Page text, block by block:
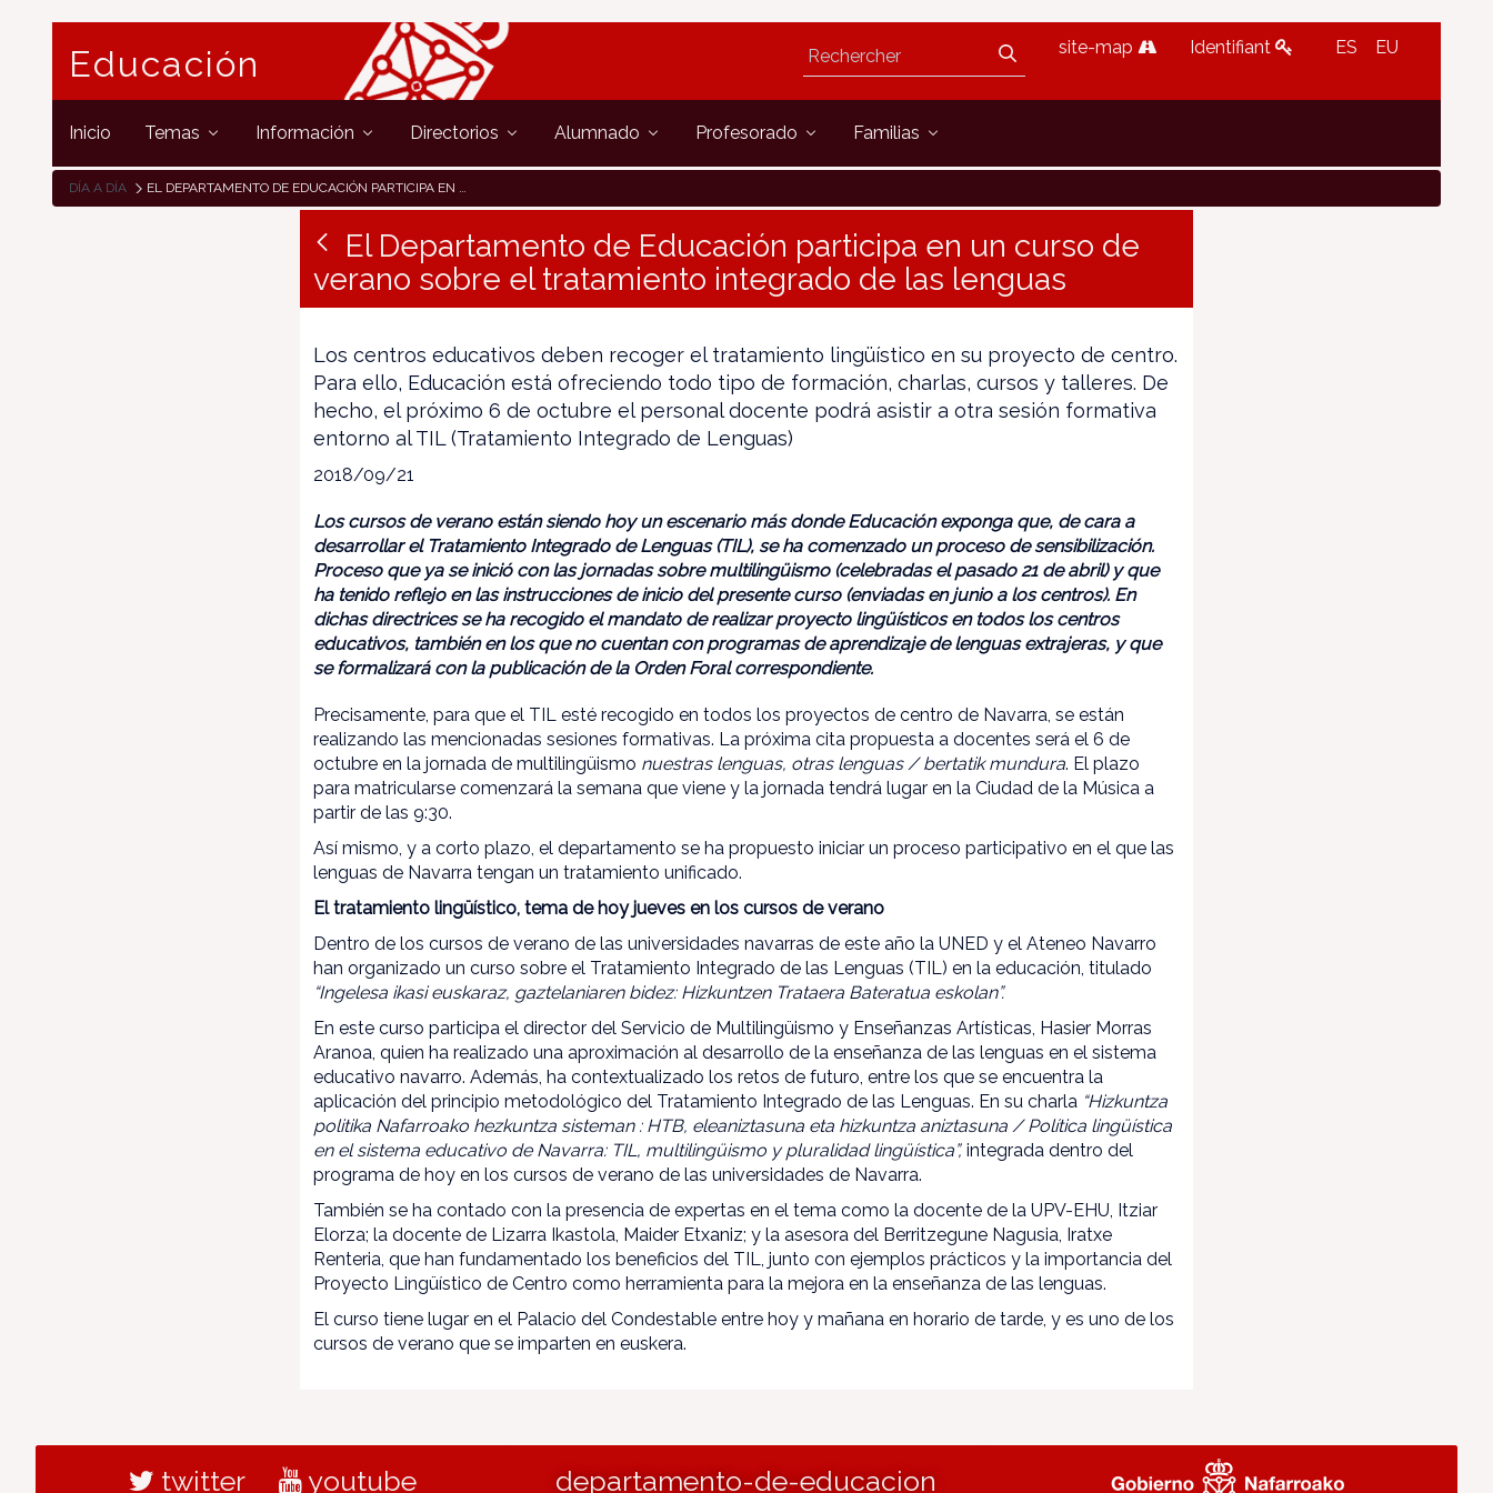
Educación site-map Identifiant ES EU
Inicio Temas Información Directorios Alumnado Profesorado Familias
DÍA A DÍA EL DEPARTAMENTO DE EDUCACIÓN PARTICIPA EN UN CURSO DE VERANO SOBRE EL TRATAMIENTO INTEGRADO DE LAS LENGUAS
El Departamento de Educación participa en un curso de
verano sobre el tratamiento integrado de las lenguas
Los centros educativos deben recoger el tratamiento lingüístico en su proyecto de centro.
Para ello, Educación está ofreciendo todo tipo de formación, charlas, cursos y talleres. De
hecho, el próximo 6 de octubre el personal docente podrá asistir a otra sesión formativa
entorno al TIL (Tratamiento Integrado de Lenguas)
2018/09/21
Los cursos de verano están siendo hoy un escenario más donde Educación exponga que, de cara a
desarrollar el Tratamiento Integrado de Lenguas (TIL), se ha comenzado un proceso de sensibilización.
Proceso que ya se inició con las jornadas sobre multilingüismo (celebradas el pasado 21 de abril) y que
ha tenido reflejo en las instrucciones de inicio del presente curso (enviadas en junio a los centros). En
dichas directrices se ha recogido el mandato de realizar proyecto lingüísticos en todos los centros
educativos, también en los que no cuentan con programas de aprendizaje de lenguas extrajeras, y que
se formalizará con la publicación de la Orden Foral correspondiente.
Precisamente, para que el TIL esté recogido en todos los proyectos de centro de Navarra, se están
realizando las mencionadas sesiones formativas. La próxima cita propuesta a docentes será el 6 de
octubre en la jornada de multilingüismo nuestras lenguas, otras lenguas / bertatik mundura. El plazo
para matricularse comenzará la semana que viene y la jornada tendrá lugar en la Ciudad de la Música a
partir de las 9:30.
Así mismo, y a corto plazo, el departamento se ha propuesto iniciar un proceso participativo en el que las
lenguas de Navarra tengan un tratamiento unificado.
El tratamiento lingüístico, tema de hoy jueves en los cursos de verano
Dentro de los cursos de verano de las universidades navarras de este año la UNED y el Ateneo Navarro
han organizado un curso sobre el Tratamiento Integrado de las Lenguas (TIL) en la educación, titulado
“Ingelesa ikasi euskaraz, gaztelaniaren bidez: Hizkuntzen Trataera Bateratua eskolan”.
En este curso participa el director del Servicio de Multilingüismo y Enseñanzas Artísticas, Hasier Morras
Aranoa, quien ha realizado una aproximación al desarrollo de la enseñanza de las lenguas en el sistema
educativo navarro. Además, ha contextualizado los retos de futuro, entre los que se encuentra la
aplicación del principio metodológico del Tratamiento Integrado de las Lenguas. En su charla “Hizkuntza
politika Nafarroako hezkuntza sisteman : HTB, eleaniztasuna eta hizkuntza aniztasuna / Política lingüística
en el sistema educativo de Navarra: TIL, multilingüismo y pluralidad lingüística”,integrada dentro del
programa de hoy en los cursos de verano de las universidades de Navarra.
También se ha contado con la presencia de expertas en el tema como la docente de la UPV-EHU, Itziar
Elorza; la docente de Lizarra Ikastola, Maider Etxaniz; y la asesora del Berritzegune Nagusia, Iratxe
Renteria, que han fundamentado los beneficios del TIL, junto con ejemplos prácticos y la importancia del
Proyecto Lingüístico de Centro como herramienta para la mejora en la enseñanza de las lenguas.
El curso tiene lugar en el Palacio del Condestable entre hoy y mañana en horario de tarde, y es uno de los
cursos de verano que se imparten en euskera.
twitter youtube departamento-de-educacion